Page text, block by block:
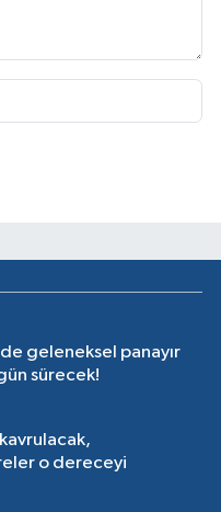
geleneksel panayır
sürecek!
o dereceyi